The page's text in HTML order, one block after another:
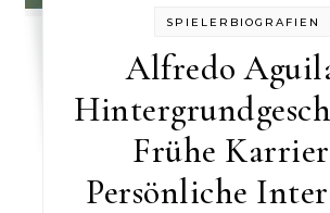
SPIELERBIOGRAFIEN
Alfredo
Frühe
Persönliche